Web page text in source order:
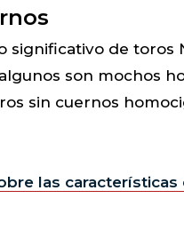
significativo de toros
son mochos
sin cuernos
las